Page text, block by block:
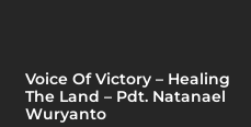
Voice Of Victory – Healing
The Land – Pdt. Natanael
Wuryanto